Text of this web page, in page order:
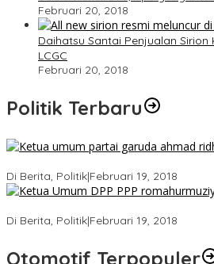
Februari 20, 2018
Daihatsu Santai Penjualan
LCGC
Februari 20, 2018
Politik Terbaru
Di Berita, Politik|Februari 19, 2018
Di Berita, Politik|Februari 19, 2018
Otomotif Terpopuler